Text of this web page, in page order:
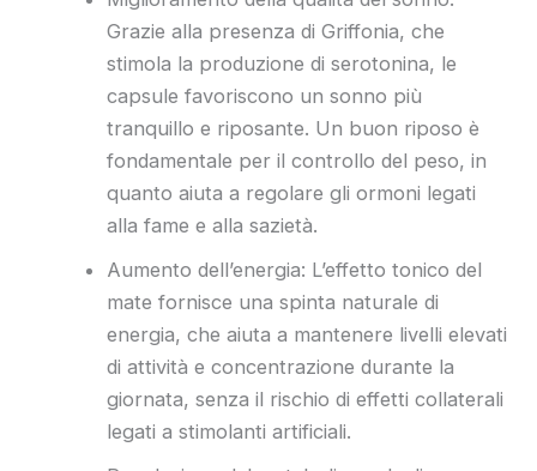
Grazie alla presenza di Griffonia, che
stimola la produzione di serotonina, le
capsule favoriscono un sonno più
tranquillo e riposante. Un buon riposo è
fondamentale per il controllo del peso, in
quanto aiuta a regolare gli ormoni legati
alla fame e alla sazietà.
Aumento dell’energia: L’effetto tonico del
mate fornisce una spinta naturale di
energia, che aiuta a mantenere livelli elevati
di attività e concentrazione durante la
giornata, senza il rischio di effetti collaterali
legati a stimolanti artificiali.